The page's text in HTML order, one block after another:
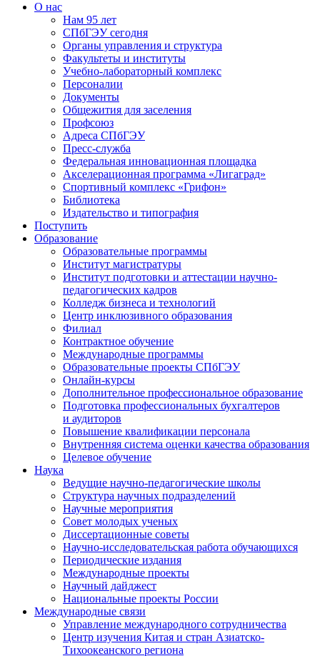
О нас
Нам 95 лет
СПбГЭУ сегодня
Органы управления и структура
Факультеты и институты
Учебно-лабораторный комплекс
Персоналии
Документы
Общежития для заселения
Профсоюз
Адреса СПбГЭУ
Пресс-служба
Федеральная инновационная площадка
Акселерационная программа «Лигаград»­­
Спортивный комплекс «Грифон»
Библиотека
Издательство и типография
Поступить
Образование
Образовательные программы
Институт магистратуры
Институт подготовки и аттестации научно-
педагогических кадров
Колледж бизнеса и технологий
Центр инклюзивного образования
Филиал
Контрактное обучение
Международные программы
Образовательные проекты СПбГЭУ
Онлайн-курсы
Дополнительное профессиональное образование
Подготовка профессиональных бухгалтеров
и аудиторов
Повышение квалификации персонала
Внутренняя система оценки качества образования
Целевое обучение
Наука
Ведущие научно-педагогические школы
Структура научных подразделений
Научные мероприятия
Совет молодых ученых
Диссертационные советы
Научно-исследовательская работа обучающихся
Периодические издания
Международные проекты
Научный дайджест
Национальные проекты России
Международные связи
Управление международного сотрудничества
Центр изучения Китая и стран Азиатско-
Тихоокеанского региона